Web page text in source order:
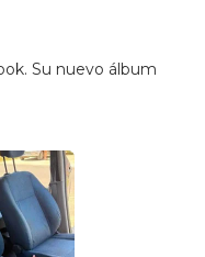
Su nuevo álbum